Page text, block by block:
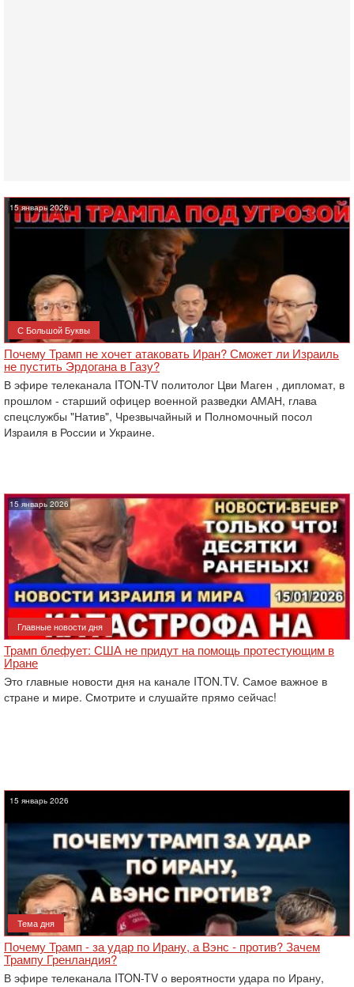
15 январь 2026
С Большой Буквы
Почему Трамп не хочет атаковать Иран? Сможет ли Израиль
не пустить Эрдогана в Газу?
В эфире телеканала ITON-TV политолог Цви Маген , дипломат, в
прошлом - старший офицер военной разведки АМАН, глава
спецслужбы "Натив", ‎Чрезвычайный и Полномочный посол
Израиля в России и Украине.
15 январь 2026
Главные новости дня
Трамп блефует: США не придут на помощь протестующим в
Иране
Это главные новости дня на канале ITON.TV. Самое важное в
стране и мире. Смотрите и слушайте прямо сейчас!
15 январь 2026
Тема дня
Почему Трамп - за удар по Ирану, а Вэнс - против? Зачем
Трампу Гренландия?
В эфире телеканала ITON-TV о вероятности удара по Ирану,